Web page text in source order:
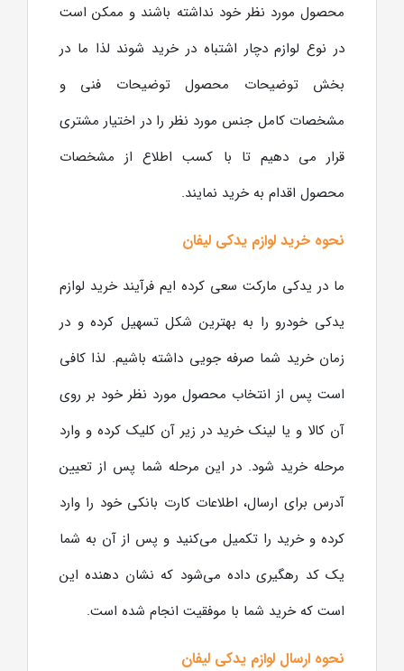
محصول مورد نظر خود نداشته باشند و ممکن است
در نوع لوازم دچار اشتباه در خرید شوند لذا ما در
بخش توضیحات محصول توضیحات فنی و
مشخصات کامل جنس مورد نظر را در اختیار مشتری
قرار می دهیم تا با کسب اطلاع از مشخصات
محصول اقدام به خرید نمایند.
نحوه خرید لوازم یدکی لیفان
ما در یدکی مارکت سعی کرده ایم فرآیند خرید لوازم
یدکی خودرو را به بهترین شکل تسهیل کرده و در
زمان خرید شما صرفه جویی داشته باشیم. لذا کافی
است پس از انتخاب محصول مورد نظر خود بر روی
آن کالا و یا لینک خرید در زیر آن کلیک کرده و وارد
مرحله خرید شود. در این مرحله شما پس از تعیین
آدرس برای ارسال، اطلاعات کارت بانکی خود را وارد
کرده و خرید را تکمیل می‌کنید و پس از آن به شما
یک کد رهگیری داده می‌شود که نشان دهنده این
است که خرید شما با موفقیت انجام شده است.
نحوه ارسال لوازم یدکی لیفان